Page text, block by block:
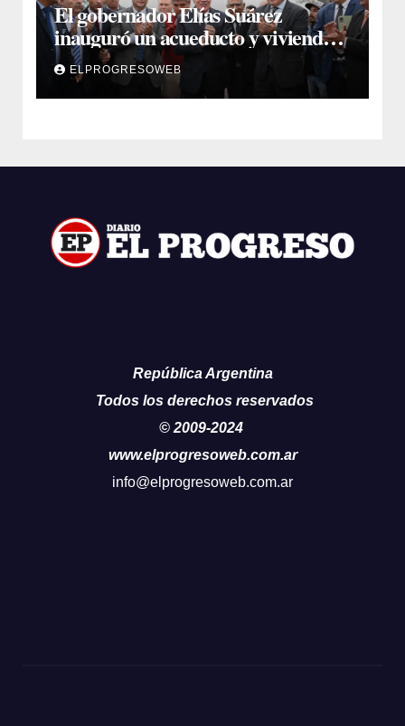
El gobernador Elías Suárez
inauguró un acueducto y viviendas
sociales en El Simbol y Nueva
Francia
ELPROGRESOWEB
República Argentina
Todos los derechos reservados
© 2009-2024
www.elprogresoweb.com.ar
info@elprogresoweb.com.ar